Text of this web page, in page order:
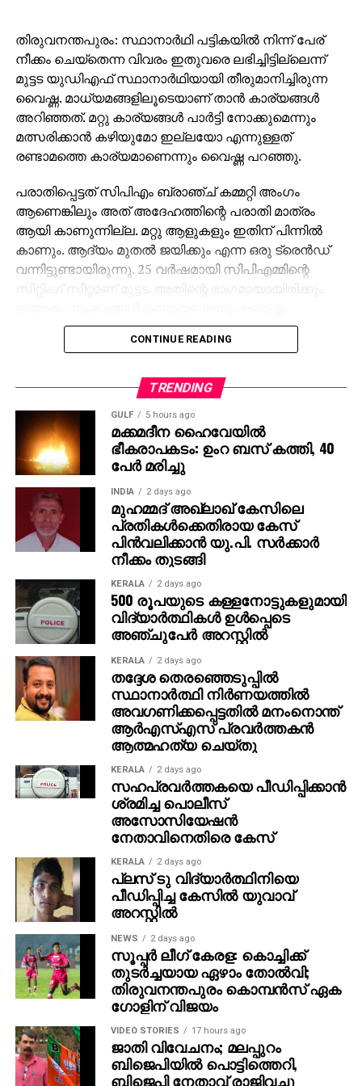
തിരുവനന്തപുരം: സ്ഥാനാര്‍ഥി പട്ടികയില്‍ നിന്ന് പേര്
നീക്കം ചെയ്‌തെന്ന വിവരം ഇതുവരെ ലഭിച്ചിട്ടില്ലെന്ന്
മുട്ടട യുഡിഎഫ് സ്ഥാനാര്‍ഥിയായി തീരുമാനിച്ചിരുന്ന
വൈഷ്ണ. മാധ്യമങ്ങളിലൂടെയാണ് താന്‍ കാര്യങ്ങള്‍
അറിഞ്ഞത്. മറ്റു കാര്യങ്ങള്‍ പാര്‍ട്ടി നോക്കുമെന്നും
മത്സരിക്കാന്‍ കഴിയുമോ ഇല്ലയോ എന്നുള്ളത്
രണ്ടാമത്തെ കാര്യമാണെന്നും വൈഷ്ണ പറഞ്ഞു.
പരാതിപ്പെട്ടത് സിപിഎം ബ്രാഞ്ച് കമ്മറ്റി അംഗം
ആണെങ്കിലും അത് അദേഹത്തിന്റെ പരാതി മാത്രം
ആയി കാണുന്നില്ല. മറ്റു ആളുകളും ഇതിന് പിന്നില്‍
കാണും. ആദ്യം മുതല്‍ ജയിക്കും എന്ന ഒരു ട്രെന്‍ഡ്
വന്നിട്ടുണ്ടായിരുന്നു. 25 വര്‍ഷമായി സിപിഎമ്മിന്റെ
സിറ്റിംഗ് സീറ്റാണ് മുട്ടട. അതിന്റെ ഭാഗമായായിരിക്കും
പ്രതികരിച്ചു.
സമീപിക്കണമോ എന്ന് പാര്‍ട്ടി തീരുമാനിക്കുമെന്നും
വൈഷ്ണ വ്യക്തമാക്കി.
അതേസമയം, പരാതിക്കാരനായ ധനേഷ് കുമാര്‍
അയാളുടെ വിലാസത്തില്‍ 20 പേരുടെ വോട്ട്
ചേര്‍ത്തിട്ടുണ്ടെന്ന് ഡിസിസി ഭാരവാഹി മുട്ടട അജിത്
പറഞ്ഞു. മുട്ടട വാര്‍ഡിലെ അഞ്ചാം നമ്പര്‍ ബൂത്തില്‍
ആണ് വോട്ട് ചേര്‍ത്തത്. രണ്ടു മുറി വീട്ടില്‍
എങ്ങനെയാണ് 20 പേര്‍ താമസിക്കുക എന്നും
ഇതിനെതിരെയും കോടതിയെ സമീപിക്കുമെന്നും അജിത്
CONTINUE READING
TRENDING
GULF 5 hours ago
മക്കമദീന ഹൈവേയില്‍
ഭീകരാപകടം: ഉംറ ബസ് കത്തി, 40
പേര്‍ മരിച്ചു
INDIA 2 days ago
മുഹമ്മദ് അഖ്‌ലാഖ് കേസിലെ
പ്രതികള്‍ക്കെതിരായ കേസ്
പിന്‍വലിക്കാന്‍ യു.പി. സര്‍ക്കാര്‍
നീക്കം തുടങ്ങി
KERALA 2 days ago
500 രൂപയുടെ കള്ളനോട്ടുകളുമായി
വിദ്യാര്‍ത്ഥികള്‍ ഉള്‍പ്പെടെ
അഞ്ചുപേര്‍ അറസ്റ്റില്‍
KERALA 2 days ago
തദ്ദേശ തെരഞ്ഞെടുപ്പില്‍
സ്ഥാനാര്‍ത്ഥി നിര്‍ണയത്തില്‍
അവഗണിക്കപ്പെട്ടതില്‍ മനംനൊന്ത്
ആര്‍എസ്എസ് പ്രവര്‍ത്തകന്‍
ആത്മഹത്യ ചെയ്തു
KERALA 2 days ago
സഹപ്രവര്‍ത്തകയെ പീഡിപ്പിക്കാന്‍
ശ്രമിച്ച പൊലീസ്
അസോസിയേഷന്‍
നേതാവിനെതിരെ കേസ്
KERALA 2 days ago
പ്ലസ് ടു വിദ്യാര്‍ത്ഥിനിയെ
പീഡിപ്പിച്ച കേസില്‍ യുവാവ്
അറസ്റ്റില്‍
NEWS 2 days ago
സൂപ്പര്‍ ലീഗ് കേരള: കൊച്ചിക്ക്
തുടര്‍ച്ചയായ ഏഴാം തോല്‍വി;
തിരുവനന്തപുരം കൊമ്പന്‍സ് ഏക
ഗോളിന് വിജയം
VIDEO STORIES 17 hours ago
ജാതി വിവേചനം; മലപ്പുറം
ബിജെപിയില്‍ പൊട്ടിത്തെറി,
ബിജെപി നേതാവ് രാജിവച്ചു